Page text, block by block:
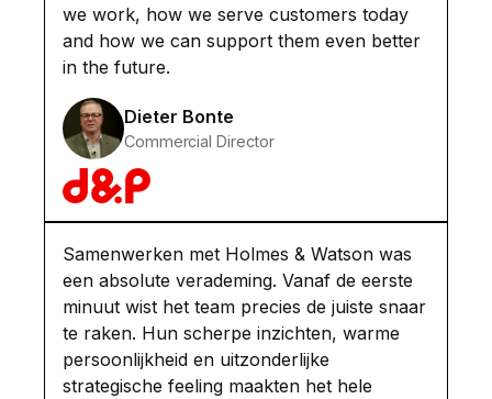
services
OKR Framework
Business strategy
Commercial strategy
we work, how we serve customers today
and how we can support them even better
in the future.
Dieter Bonte
Commercial Director
Samenwerken met Holmes & Watson was
een absolute verademing. Vanaf de eerste
minuut wist het team precies de juiste snaar
te raken. Hun scherpe inzichten, warme
persoonlijkheid en uitzonderlijke
strategische feeling maakten het hele